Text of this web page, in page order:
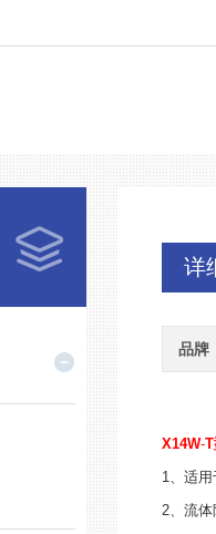
详
品牌
X14W-
1、适
2、流